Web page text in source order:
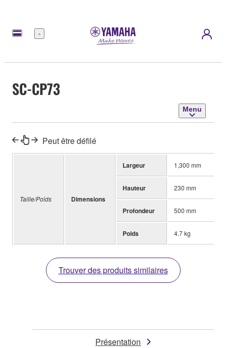
Menu
SC-CP73
Menu
Peut être défilé
Taille/Poids Dimensions
Largeur 1,300 mm
Hauteur 230 mm
Profondeur 500 mm
Poids 4.7 kg
Trouver des produits similaires
Présentation